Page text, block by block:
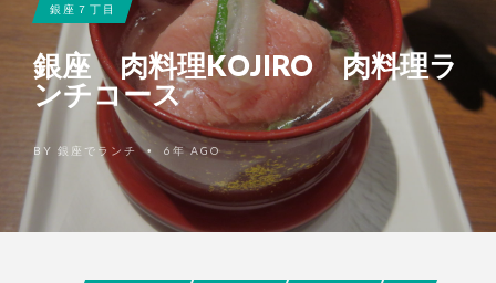
銀座７丁目
銀座 肉料理KOJIRO 肉料理ラ
ンチコース
BY 銀座でランチ • 6年 AGO